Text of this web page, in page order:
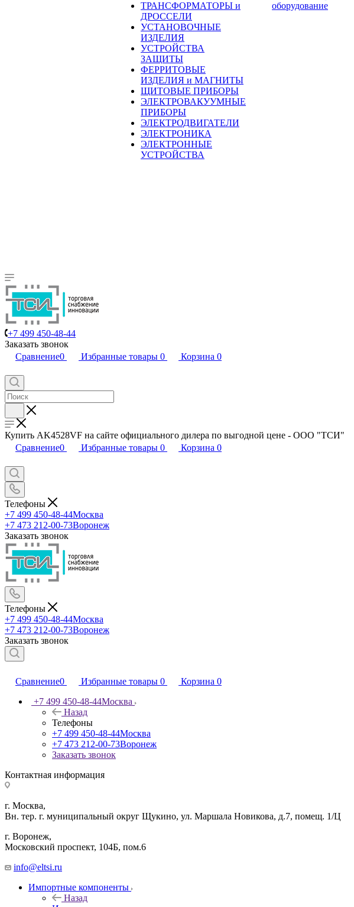
ТРАНСФОРМАТОРЫ и
ДРОССЕЛИ
УСТАНОВОЧНЫЕ
ИЗДЕЛИЯ
УСТРОЙСТВА
ЗАЩИТЫ
ФЕРРИТОВЫЕ
ИЗДЕЛИЯ и МАГНИТЫ
ЩИТОВЫЕ ПРИБОРЫ
ЭЛЕКТРОВАКУУМНЫЕ
ПРИБОРЫ
ЭЛЕКТРОДВИГАТЕЛИ
ЭЛЕКТРОНИКА
ЭЛЕКТРОННЫЕ
УСТРОЙСТВА
оборудование
+7 499 450-48-44
Заказать звонок
Сравнение0 Избранные товары 0 Корзина 0
Купить AK4528VF на сайте официального дилера по выгодной цене - ООО "ТСИ"
Сравнение0 Избранные товары 0 Корзина 0
Телефоны
+7 499 450-48-44Москва
+7 473 212-00-73Воронеж
Заказать звонок
Телефоны
+7 499 450-48-44Москва
+7 473 212-00-73Воронеж
Заказать звонок
Сравнение0 Избранные товары 0 Корзина 0
+7 499 450-48-44Москва
Назад
Телефоны
+7 499 450-48-44Москва
+7 473 212-00-73Воронеж
Заказать звонок
Контактная информация
г. Москва,
Вн. тер. г. муниципальный округ Щукино, ул. Маршала Новикова, д.7, помещ. 1/Ц
г. Воронеж,
​Московский проспект, 104Б, пом.6
info@eltsi.ru
Импортные компоненты
Назад